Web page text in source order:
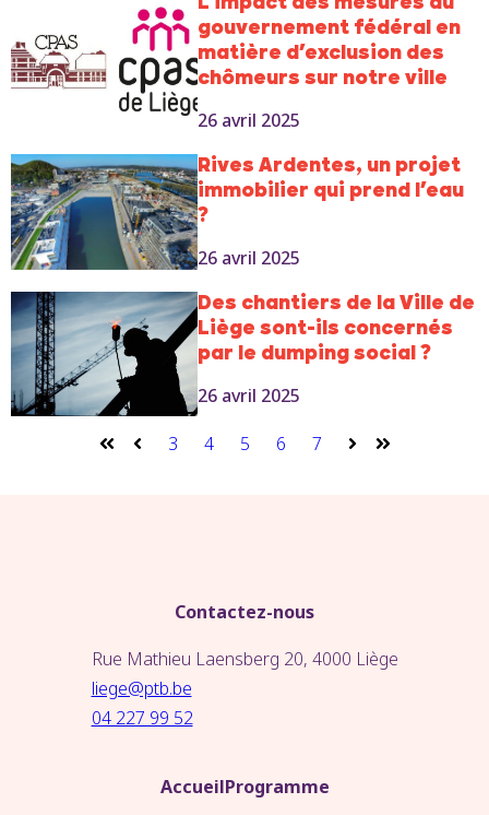
gouvernement fédéral en
matière d’exclusion des
chômeurs sur notre ville
26 avril 2025
Rives Ardentes, un projet
immobilier qui prend l’eau
?
26 avril 2025
Des chantiers de la Ville de
Liège sont-ils concernés
par le dumping social ?
26 avril 2025
PremierPrécédent
3 4 5 6 7 SuivantDernier
Contactez-nous
Rue Mathieu Laensberg 20, 4000 Liège
liege@ptb.be
04 227 99 52
AccueilProgramme